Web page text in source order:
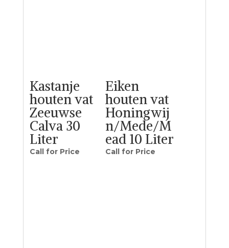
Kastanje
houten vat
Zeeuwse
Calva 30
Liter
Call for Price
Eiken
houten vat
Honingwij
n/Mede/M
ead 10 Liter
Call for Price